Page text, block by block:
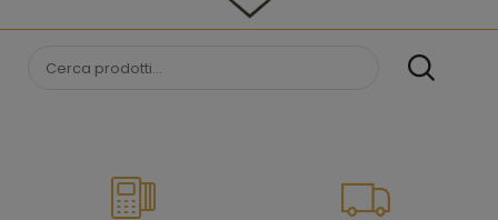
donna. Acquista online i migliori